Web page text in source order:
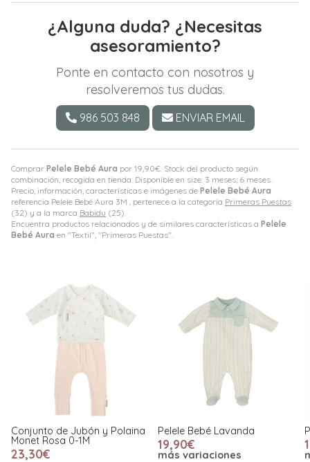
Comprar Pelele Bebé Aura por 19,90€ . Stock del producto según
combinación, recogida en tienda. Disponible en size: 3 meses; 6 meses.
Precio, información, características e imágenes de Pelele Bebé Aura
referencia Pelele Bebé Aura 3M , pertenece a la categoría Primeras Puestas
(32) y a la marca Babidu (25).
Encuentra productos relacionados y de similares características a Pelele
Bebé Aura en "Textil", "Primeras Puestas".
¿Alguna duda? ¿Necesitas
asesoramiento?
Ponte en contacto con nosotros y
resolveremos tus dudas.
986 503 848 ENVIAR EMAIL
Conjunto de Jubón y Polaina
Monet Rosa 0-1M
23,30€
Pelele Bebé Lavanda
19,90€
más variaciones